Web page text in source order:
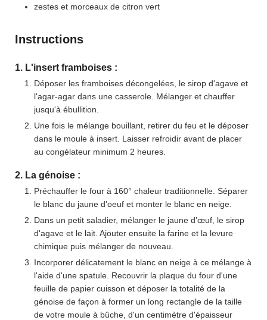
zestes et morceaux de citron vert
Instructions
1. L'insert framboises :
Déposer les framboises décongelées, le sirop d'agave et
l'agar-agar dans une casserole. Mélanger et chauffer
jusqu'à ébullition.
Une fois le mélange bouillant, retirer du feu et le déposer
dans le moule à insert. Laisser refroidir avant de placer
au congélateur minimum 2 heures.
2. La génoise :
Préchauffer le four à 160° chaleur traditionnelle. Séparer
le blanc du jaune d'oeuf et monter le blanc en neige.
Dans un petit saladier, mélanger le jaune d'œuf, le sirop
d'agave et le lait. Ajouter ensuite la farine et la levure
chimique puis mélanger de nouveau.
Incorporer délicatement le blanc en neige à ce mélange à
l'aide d'une spatule. Recouvrir la plaque du four d'une
feuille de papier cuisson et déposer la totalité de la
génoise de façon à former un long rectangle de la taille
de votre moule à bûche, d'un centimètre d'épaisseur